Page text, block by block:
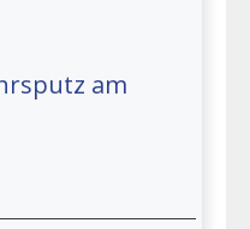
am